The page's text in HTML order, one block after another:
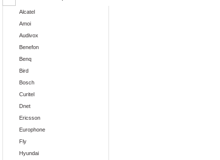
Alcatel
Amoi
Audivox
Benefon
Benq
Bird
Bosch
Curitel
Dnet
Ericsson
Europhone
Fly
Hyundai